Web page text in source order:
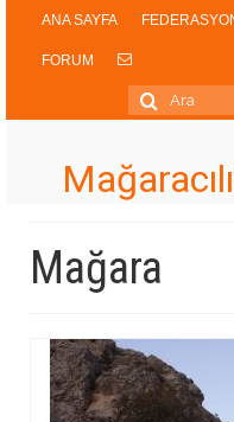
ANA SAYFA
FORUM
Şunu
ara:
Mağara